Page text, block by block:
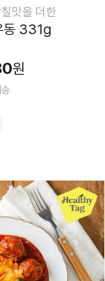
맛을 더한
동 331g
원